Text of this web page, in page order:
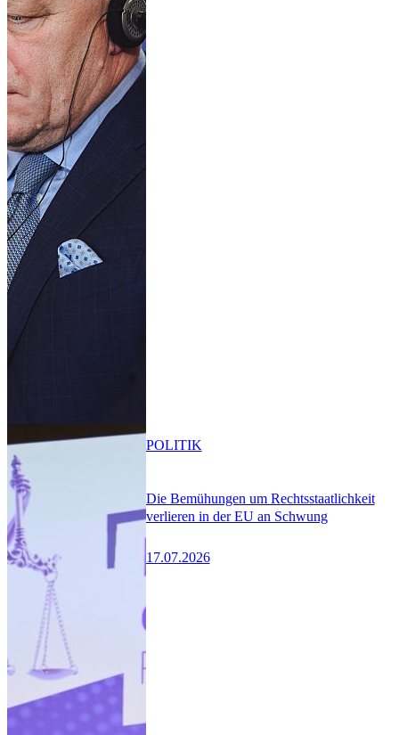
Die Bemühungen um Rechtsstaatlichkeit
verlieren in der EU an Schwung
17.07.2026
POLITIK